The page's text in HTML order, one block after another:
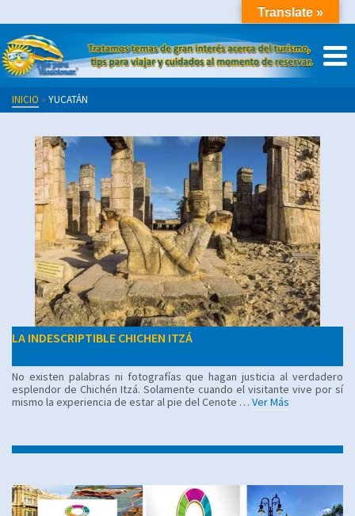
INICIO » YUCATÁN
LA INDESCRIPTIBLE CHICHEN ITZÁ
No existen palabras ni fotografías que hagan justicia al verdadero
esplendor de Chichén Itzá. Solamente cuando el visitante vive por sí
mismo la experiencia de estar al pie del Cenote … Ver Más
Translate »